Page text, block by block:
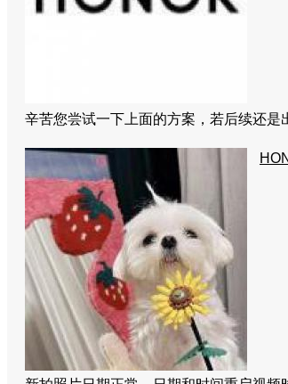
辛苦您尝试一下上面的方案，若后续还